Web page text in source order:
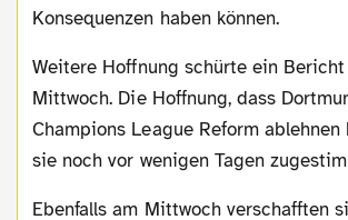
Konsequenzen haben können.
Weitere Hoffnung schürte ein
Mittwoch. Die Hoffnung, dass
Champions League Reform ablehnen
sie noch vor wenigen Tagen
Ebenfalls am Mittwoch verschafften sich die BVB-